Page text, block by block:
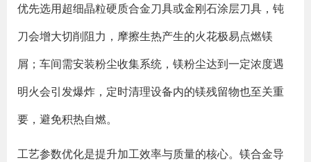
优先选用超细晶粒硬质合金刀具或金刚石涂层刀具，钝
刀会增大切削阻力，摩擦生热产生的火花极易点燃镁
屑；车间需安装粉尘收集系统，镁粉尘达到一定浓度遇
明火会引发爆炸，定时清理设备内的镁残留物也至关重
要，避免积热自燃。
工艺参数优化是提升加工效率与质量的核心。镁合金导